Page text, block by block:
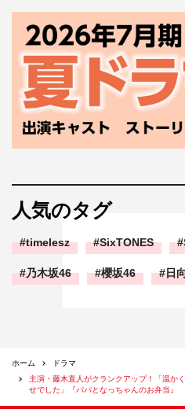
人気のタグ
timelesz SixTONES
乃木坂46 櫻坂46 日
ホーム
ドラマ
主演・藤木直人がクランクアップ！「温か
せでした」『パパとなっちゃんのお弁当』